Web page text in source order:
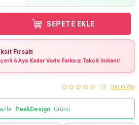
SEPETE EKLE
Fırsatı
6 Aya Kadar Vade Farksız Taksit İmkanı!
(0) Yorum Yap
PeakDesign Ürünü